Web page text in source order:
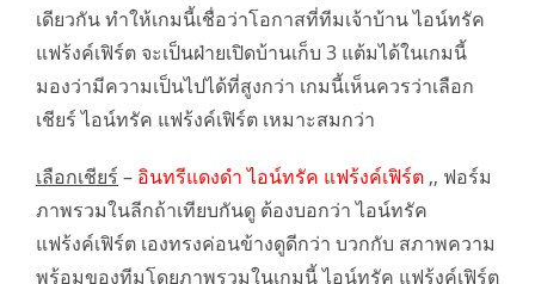
เดียวกัน ทำให้เกมนี้เชื่อว่าโอกาสที่ทีมเจ้าบ้าน ไอน์ทรัค
แฟร้งค์เฟิร์ต จะเป็นฝ่ายเปิดบ้านเก็บ 3 แต้มได้ในเกมนี้
มองว่ามีความเป็นไปได้ที่สูงกว่า เกมนี้เห็นควรว่าเลือก
เชียร์ ไอน์ทรัค แฟร้งค์เฟิร์ต เหมาะสมกว่า
เลือกเชียร์ – อินทรีแดงดำ ไอน์ทรัค แฟร้งค์เฟิร์ต ,, ฟอร์ม
ภาพรวมในลีกถ้าเทียบกันดู ต้องบอกว่า ไอน์ทรัค
แฟร้งค์เฟิร์ต เองทรงค่อนข้างดูดีกว่า บวกกับ สภาพความ
พร้อมของทีมโดยภาพรวมในเกมนี้ ไอน์ทรัค แฟร้งค์เฟิร์ต